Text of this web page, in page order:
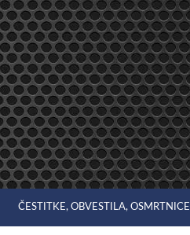
ČESTITKE, OBVESTILA, OSMRTNICE